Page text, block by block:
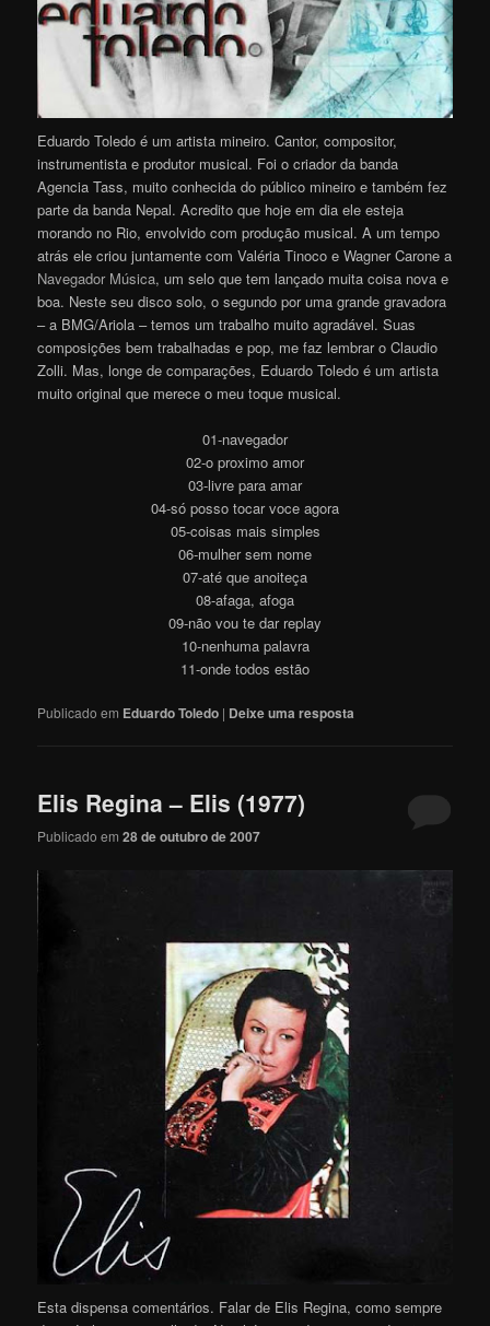
Eduardo Toledo é um artista mineiro. Cantor, compositor,
instrumentista e produtor musical. Foi o criador da banda
Agencia Tass, muito conhecida do público mineiro e também fez
parte da banda Nepal. Acredito que hoje em dia ele esteja
morando no Rio, envolvido com produção musical. A um tempo
atrás ele criou juntamente com Valéria Tinoco e Wagner Carone a
Navegador Música, um selo que tem lançado muita coisa nova e
boa. Neste seu disco solo, o segundo por uma grande gravadora
– a BMG/Ariola – temos um trabalho muito agradável. Suas
composições bem trabalhadas e pop, me faz lembrar o Claudio
Zolli. Mas, longe de comparações, Eduardo Toledo é um artista
muito original que merece o meu toque musical.
01-navegador
02-o proximo amor
03-livre para amar
04-só posso tocar voce agora
05-coisas mais simples
06-mulher sem nome
07-até que anoiteça
08-afaga, afoga
09-não vou te dar replay
10-nenhuma palavra
11-onde todos estão
Publicado em Eduardo Toledo | Deixe uma resposta
Elis Regina – Elis (1977)
Publicado em28 de outubro de 2007
Esta dispensa comentários. Falar de Elis Regina, como sempre